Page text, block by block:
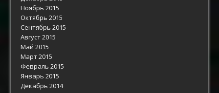
Ноябрь 2015
Октябрь 2015
Сентябрь 2015
Август 2015
Май 2015
Март 2015
Февраль 2015
Январь 2015
Декабрь 2014